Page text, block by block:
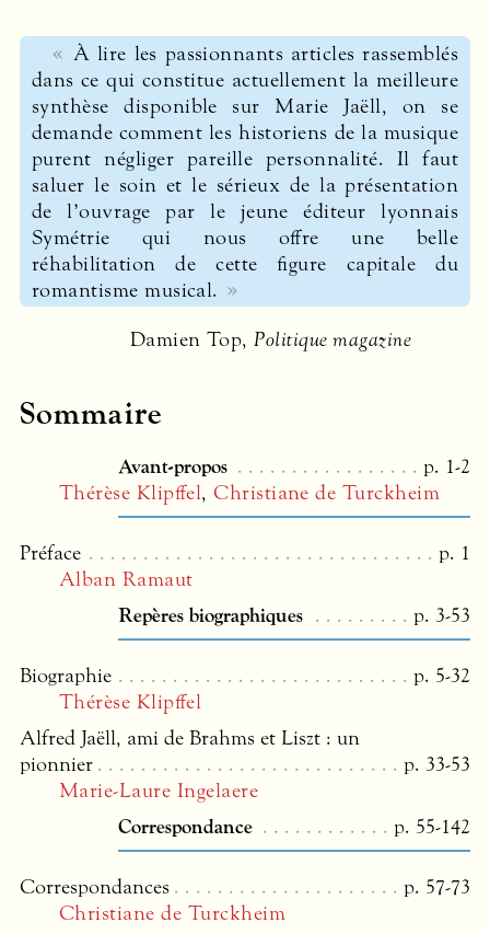
À lire les passionnants articles rassemblés
dans ce qui constitue actuellement la meilleure
synthèse disponible sur Marie Jaëll, on se
demande comment les historiens de la musique
purent négliger pareille personnalité. Il faut
saluer le soin et le sérieux de la présentation
de l’ouvrage par le jeune éditeur lyonnais
Symétrie qui nous offre une belle
réhabilitation de cette ﬁgure capitale du
romantisme musical.
Damien Top,Politique magazine
Sommaire
Avant-propos
p. 1-2
Thérèse Klipffel,Christiane de Turckheim
Préface
p. 1
Alban Ramaut
Repères biographiques
p. 3-53
Biographie
p. 5-32
Thérèse Klipffel
Alfred Jaëll, ami de Brahms et Liszt : un
pionnier
p. 33-53
Marie-Laure Ingelaere
Correspondance
p. 55-142
Correspondances
p. 57-73
Christiane de Turckheim